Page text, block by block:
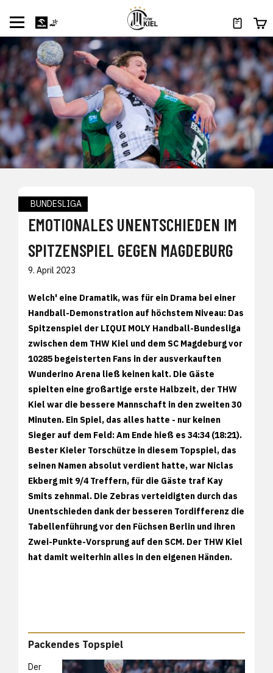
BUNDESLIGA
EMOTIONALES UNENTSCHIEDEN IM
SPITZENSPIEL GEGEN MAGDEBURG
9. April 2023
Welch' eine Dramatik, was für ein Drama bei einer
Handball-Demonstration auf höchstem Niveau: Das
Spitzenspiel der LIQUI MOLY Handball-Bundesliga
zwischen dem THW Kiel und dem SC Magdeburg vor
10285 begeisterten Fans in der ausverkauften
Wunderino Arena ließ keinen kalt. Die Gäste
spielten eine großartige erste Halbzeit, der THW
Kiel war die bessere Mannschaft in den zweiten 30
Minuten. Ein Spiel, das alles hatte - nur keinen
Sieger auf dem Feld: Am Ende hieß es 34:34 (18:21).
Bester Kieler Torschütze in diesem Topspiel, das
seinen Namen absolut verdient hatte, war Niclas
Ekberg mit 9/4 Treffern, für die Gäste traf Kay
Smits zehnmal. Die Zebras verteidigten durch das
Unentschieden dank der besseren Tordifferenz die
Tabellenführung vor den Füchsen Berlin und ihren
Zwei-Punkte-Vorsprung auf den SCM. Der THW Kiel
hat damit weiterhin alles in den eigenen Händen.
Packendes Topspiel
Der